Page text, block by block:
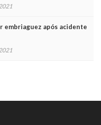
embriaguez após acidente